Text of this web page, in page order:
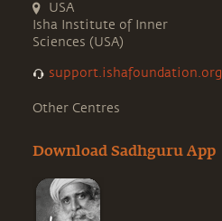
USA
Isha Institute of Inner
Sciences (USA)
support.ishafoundation.org
Other Centres
Download Sadhguru App